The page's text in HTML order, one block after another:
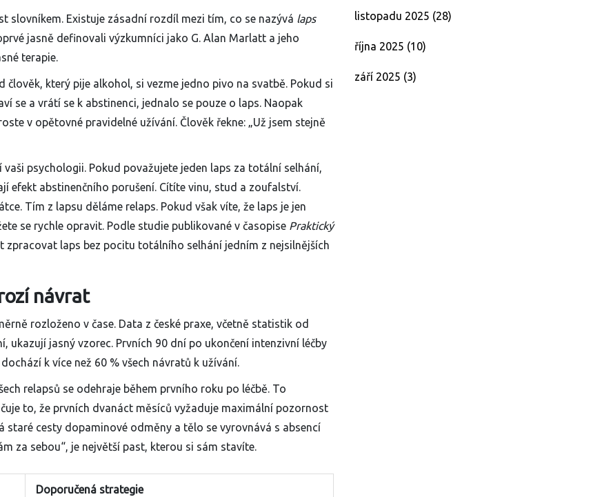
slovníkem. Existuje zásadní rozdíl mezi tím, co se nazývá laps
jasně definovali výzkumníci jako G. Alan Marlatt a jeho
terapie.
člověk, který pije alkohol, si vezme jedno pivo na svatbě. Pokud si
se a vrátí se k abstinenci, jednalo se pouze o laps. Naopak
v opětovné pravidelné užívání. Člověk řekne: „Už jsem stejně
psychologii. Pokud považujete jeden laps za totální selhání,
efekt abstinenčního porušení. Cítíte vinu, stud a zoufalství.
Tím z lapsu děláme relaps. Pokud však víte, že laps je jen
se rychle opravit. Podle studie publikované v časopise Praktický
zpracovat laps bez pocitu totálního selhání jedním z nejsilnějších
návrat
rozloženo v čase. Data z české praxe, včetně statistik od
jasný vzorec. Prvních 90 dní po ukončení intenzivní léčby
k více než 60 % všech návratů k užívání.
relapsů se odehraje během prvního roku po léčbě. To
to, že prvních dvanáct měsíců vyžaduje maximální pozornost
cesty dopaminové odměny a tělo se vyrovnává s absencí
za sebou“, je největší past, kterou si sám stavíte.
Doporučená strategie
listopadu 2025 (28)
října 2025 (10)
září 2025 (3)